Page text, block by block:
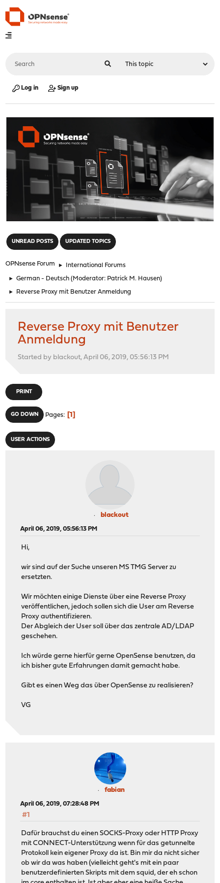
Log in Sign up
UNREAD POSTS UPDATED TOPICS
OPNsense Forum ► International Forums
► German - Deutsch (Moderator: Patrick M. Hausen)
► Reverse Proxy mit Benutzer Anmeldung
Reverse Proxy mit Benutzer
Anmeldung
Started by blackout, April 06, 2019, 05:56:13 PM
PRINT
GO DOWN Pages 1
USER ACTIONS
blackout
April 06, 2019, 05:56:13 PM
Hi,
wir sind auf der Suche unseren MS TMG Server zu
ersetzten.
Wir möchten einige Dienste über eine Reverse Proxy
veröffentlichen, jedoch sollen sich die User am Reverse
Proxy authentifizieren.
Der Abgleich der User soll über das zentrale AD/LDAP
geschehen.
Ich würde gerne hierfür gerne OpenSense benutzen, da
ich bisher gute Erfahrungen damit gemacht habe.
Gibt es einen Weg das über OpenSense zu realisieren?
VG
fabian
April 06, 2019, 07:28:48 PM
#1
Dafür brauchst du einen SOCKS-Proxy oder HTTP Proxy
mit CONNECT-Unterstützung wenn für das getunnelte
Protokoll kein eigener Proxy da ist. Bin mir da nicht sicher
ob wir da was haben (vielleicht geht's mit ein paar
benutzerdefinierten Skripts mit dem squid, der eh schon